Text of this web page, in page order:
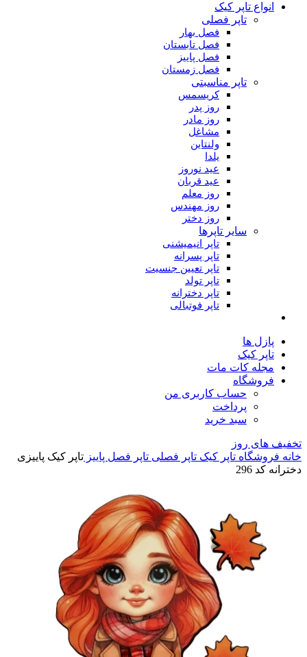
انواع تاپر کیک
تاپر فصلی
فصل بهار
فصل تابستان
فصل پاییز
فصل زمستان
تاپر مناسبتی
کریسمس
روز پدر
روز مادر
مشاغل
ولنتاین
یلدا
عید نوروز
عید قربان
روز معلم
روز مهندس
روز دختر
سایر تاپرها
تاپر انیمیشنی
تاپر پسرانه
تاپر تعیین جنسیت
تاپر تولد
تاپر دخترانه
تاپر فوتبالی
پازل ها
تاپر کیک
مجله کات مات
فروشگاه
حساب کاربری من
پرداخت
سبد خرید
تخفیف های روز
خانه فروشگاه تاپر کیک تاپر فصلی تاپر فصل پاییز تاپر کیک پاییزی
دخترانه کد 296